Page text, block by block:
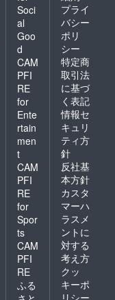
Soci
al
Goo
d
CAM
PFI
RE
for
Ente
rtain
men
t
CAM
PFI
RE
for
Spor
ts
CAM
PFI
RE
ふる
プライ
バシー
ポリ
シー
特定商
取引法
に基づ
く表記
情報セ
キュリ
ティ方
針
反社基
本方針
カスタ
マーハ
ラスメ
ントに
対する
考え方
クッ
キーポ
リシー